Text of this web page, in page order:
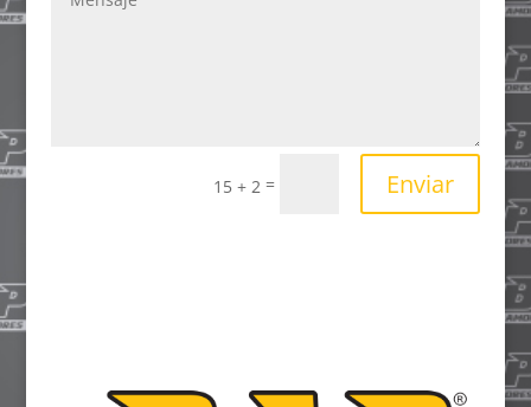
15 + 2 = Enviar